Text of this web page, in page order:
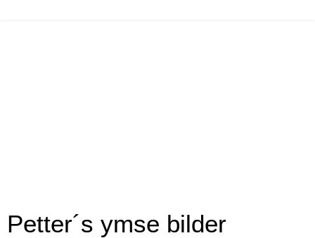
Petter´s ymse bilder